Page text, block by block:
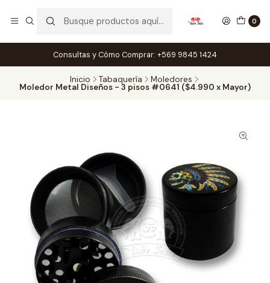
0
Consultas y Cómo Comprar: +569 9845 1424
Inicio Tabaquería Moledores
Moledor Metal Diseños - 3 pisos #0641 ($4.990 x Mayor)